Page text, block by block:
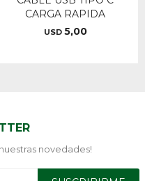
CARGA RAPIDA
USD 5,00
novedades!